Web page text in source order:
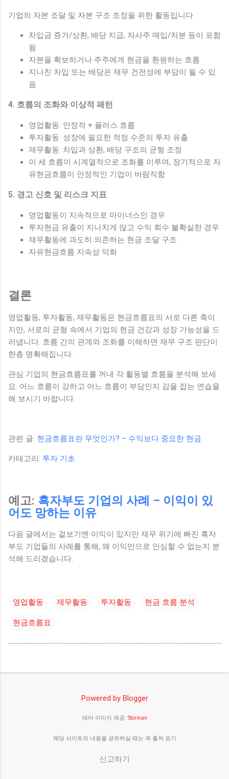
기업의 자본 조달 및 자본 구조 조정을 위한 활동입니다.
차입금 증가/상환, 배당 지급, 자사주 매입/처분 등이 포함
됨
자본을 확보하거나 주주에게 현금을 환원하는 흐름
지나친 차입 또는 배당은 재무 건전성에 부담이 될 수 있
음
4. 흐름의 조화와 이상적 패턴
영업활동: 안정적 + 플러스 흐름
투자활동: 성장에 필요한 적정 수준의 투자 유출
재무활동: 차입과 상환, 배당 구조의 균형 조정
이 세 흐름이 시계열적으로 조화를 이루며, 장기적으로 자
유현금흐름이 안정적인 기업이 바람직함
5. 경고 신호 및 리스크 지표
영업활동이 지속적으로 마이너스인 경우
투자현금 유출이 지나치게 많고 수익 회수 불확실한 경우
재무활동에 과도히 의존하는 현금 조달 구조
자유현금흐름 지속성 악화
결론
영업활동, 투자활동, 재무활동은 현금흐름표의 서로 다른 축이
지만, 서로의 균형 속에서 기업의 현금 건강과 성장 가능성을 드
러냅니다. 흐름 간의 관계와 조화를 이해하면 재무 구조 판단이
한층 명확해집니다.
관심 기업의 현금흐름표를 꺼내 각 활동별 흐름을 분석해 보세
요. 어느 흐름이 강하고 어느 흐름이 부담인지 감을 잡는 연습을
해 보시기 바랍니다.
관련 글: 현금흐름표란 무엇인가? – 수익보다 중요한 현금
카테고리: 투자 기초
예고: 흑자부도 기업의 사례 – 이익이 있
어도 망하는 이유
다음 글에서는 겉보기엔 이익이 있지만 재무 위기에 빠진 흑자
부도 기업들의 사례를 통해, 왜 이익만으로 안심할 수 없는지 분
석해 드리겠습니다.
영업활동 재무활동 투자활동 현금 흐름 분석
현금흐름표
Powered by Blogger
테마 이미지 제공: Storman
해당 사이트의 내용을 공유하실 때는 꼭 출처 표기
신고하기